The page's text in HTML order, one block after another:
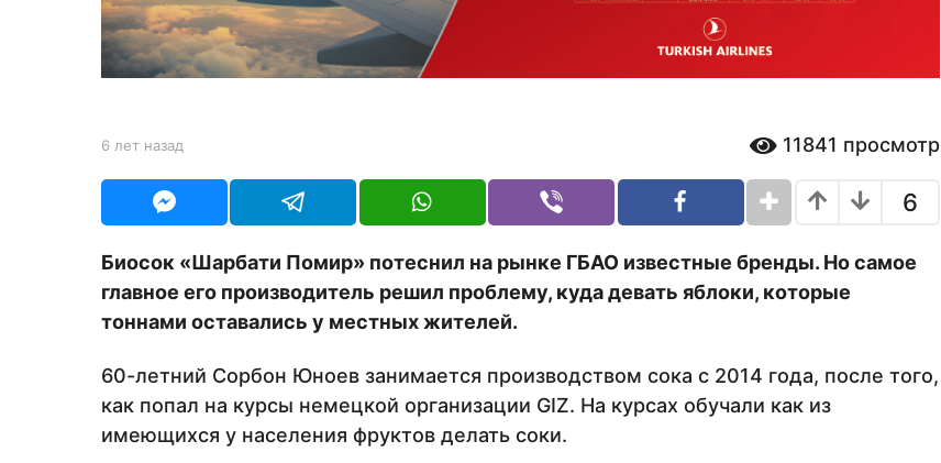
н
а
з
д
b
Y
U
6 лет назад
н
з
а
11841 просмотр
6
Биосок «Шарбати Помир» потеснил на рынке ГБАО известные бренды. Но самое
главное его производитель решил проблему, куда девать яблоки, которые
тоннами оставались у местных жителей.
60-летний Сорбон Юноев занимается производством сока с 2014 года, после того,
как попал на курсы немецкой организации GIZ. На курсах обучали как из
имеющихся у населения фруктов делать соки.